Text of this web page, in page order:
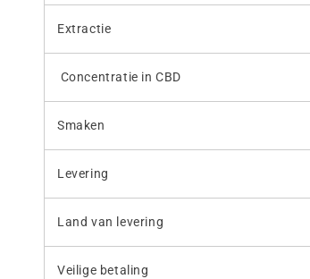
Extractie
Concentratie in CBD
Smaken
Levering
Land van levering
Veilige betaling